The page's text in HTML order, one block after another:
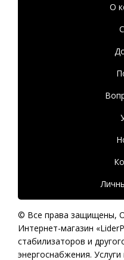
О
© Все права защищены,
Интернет-магазин
стабилизаторов и
энергоснабжения.